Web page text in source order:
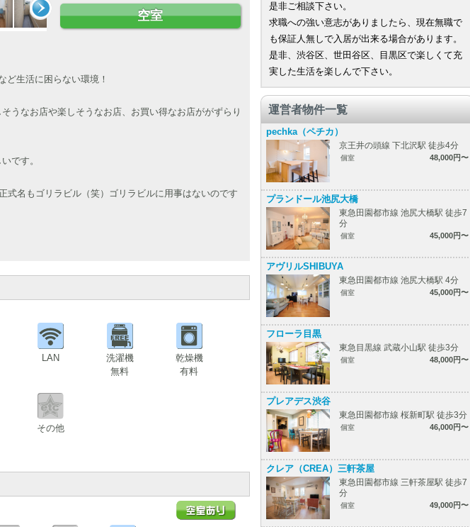
空室
生活に困らない環境！
うなお店や楽しそうなお店、お買い得なお店ががずらり
です。
式名もゴリラビル（笑）ゴリラビルに用事はないのです
LAN
洗濯機
無料
乾燥機
有料
その他
是非ご相談下さい。
求職への強い意志がありましたら、現在無職で
も保証人無しで入居が出来る場合があります。
是非、渋谷区、世田谷区、目黒区で楽しくて充
実した生活を楽しんで下さい。
運営者物件一覧
pechka（ペチカ）
京王井の頭線 下北沢駅 徒歩4分
個室 48,000円〜
プランドール池尻大橋
東急田園都市線 池尻大橋駅 徒歩7
分
個室 45,000円〜
アヴリルSHIBUYA
東急田園都市線 池尻大橋駅 4分
個室 45,000円〜
フローラ目黒
東急目黒線 武蔵小山駅 徒歩3分
個室 48,000円〜
プレアデス渋谷
東急田園都市線 桜新町駅 徒歩3分
個室 46,000円〜
クレア（CREA）三軒茶屋
東急田園都市線 三軒茶屋駅 徒歩7
分
個室 49,000円〜